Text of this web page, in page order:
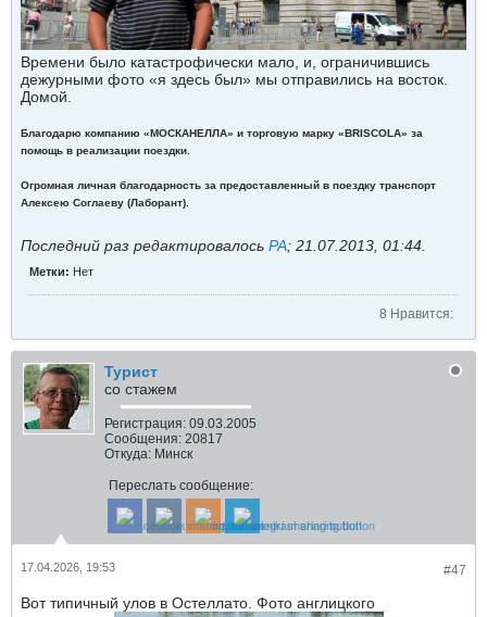
Времени было катастрофически мало, и, ограничившись
дежурными фото «я здесь был» мы отправились на восток.
Домой.
Благодарю компанию «МОСКАНЕЛЛА» и торговую марку «BRISCOLA» за
помощь в реализации поездки.
Огромная личная благодарность за предоставленный в поездку транспорт
Алексею Соглаеву (Лаборант).
Последний раз редактировалось РА; 21.07.2013, 01:44
Метки: Нет
8 Нравится:
Турист
со стажем
Регистрация: 09.03.2005
Сообщения: 20817
Откуда: Минск
Переслать сообщение:
#47
17.04.2026, 19:53
Вот типичный улов в Остеллато. Фото англицкого